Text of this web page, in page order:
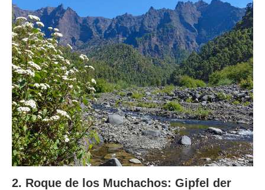
2. Roque de los Muchachos: Gipfel der